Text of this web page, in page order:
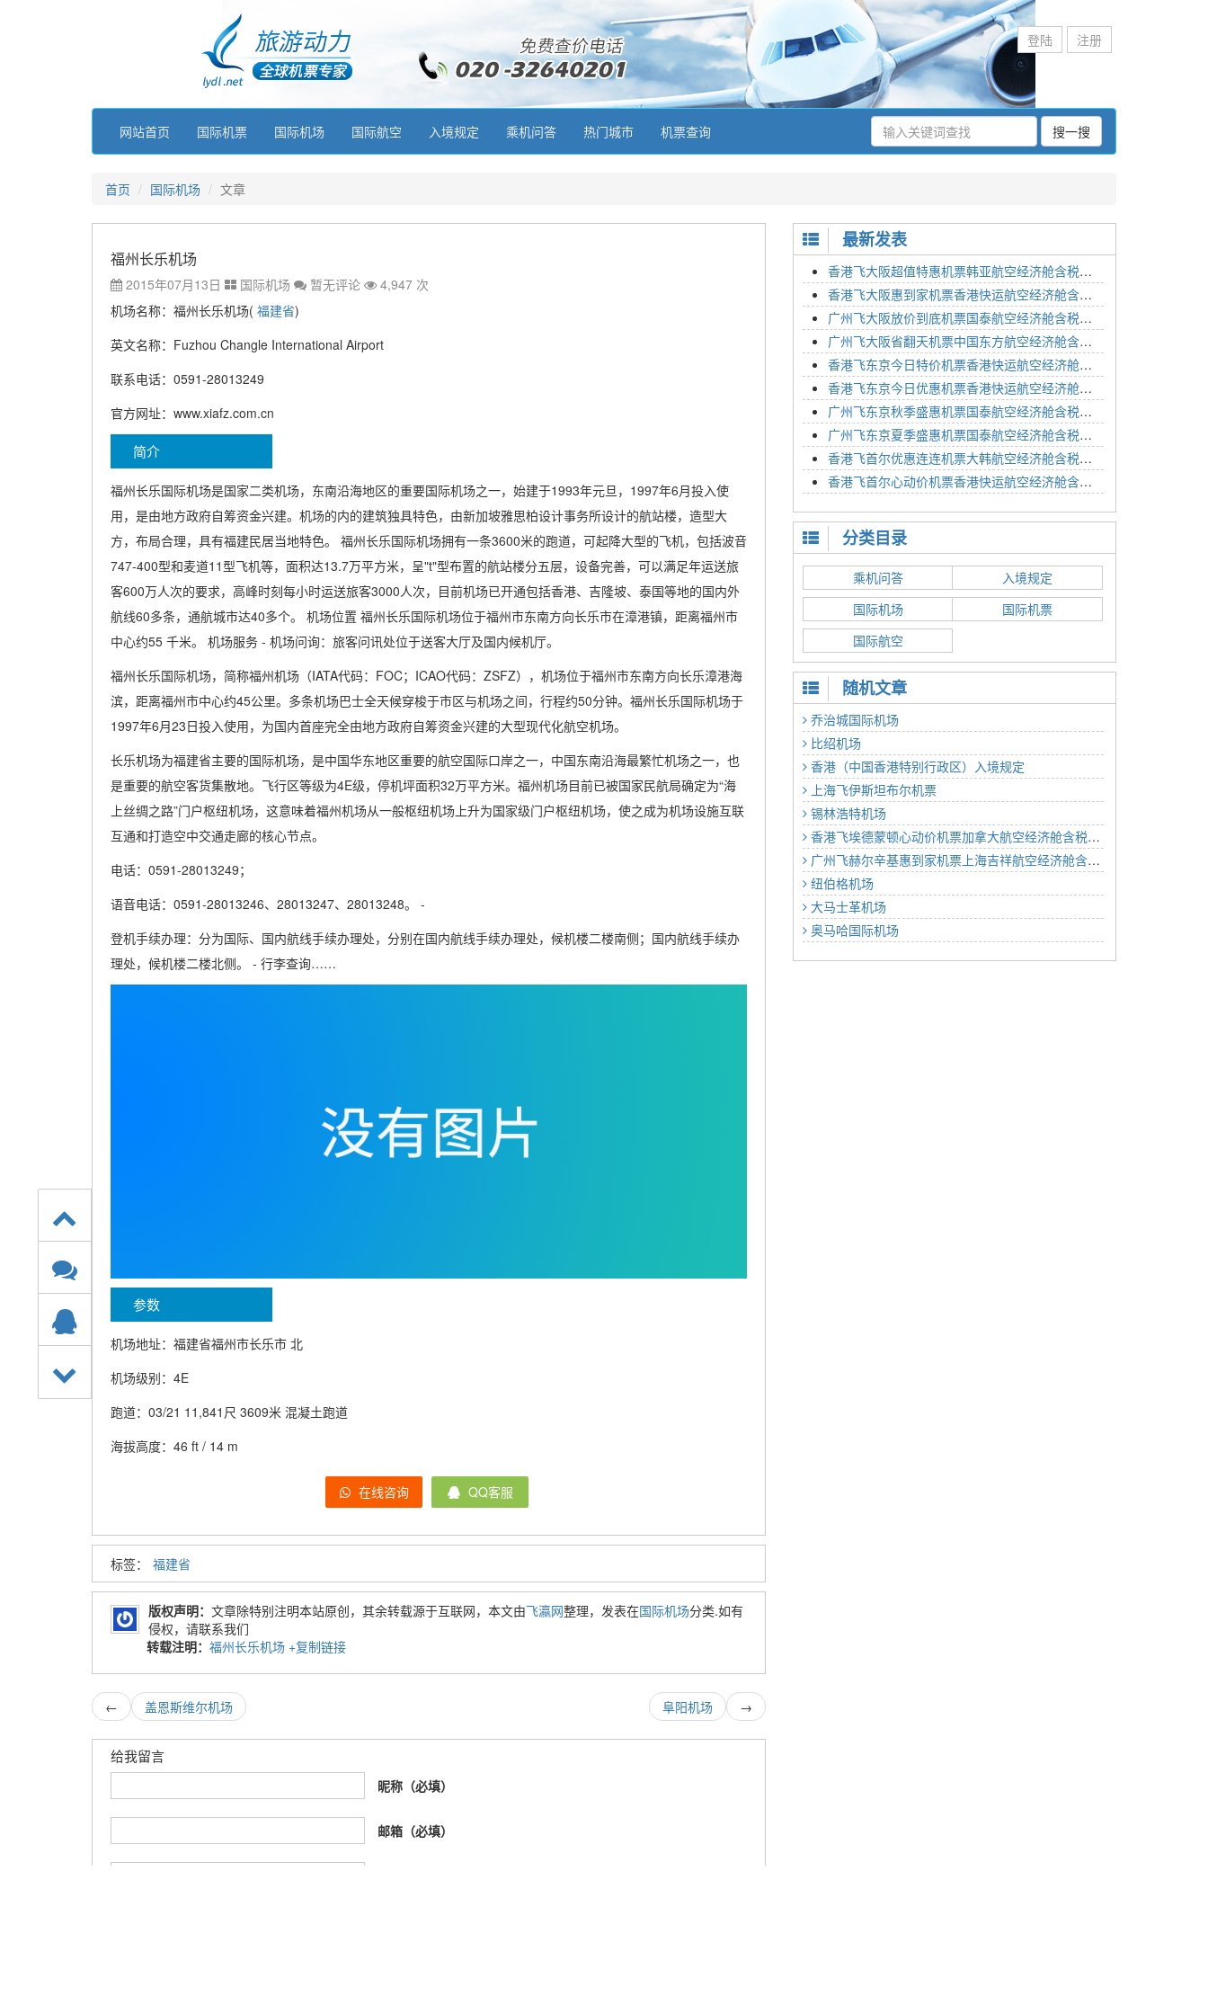
登陆 注册
网站首页 国际机票 国际机场 国际航空 入境规定 乘机问答 热门城市 机票查询 搜一搜
首页 国际机场 文章
福州长乐机场
2015年07月13日 国际机场 暂无评论
4,947 次
机场名称：福州长乐机场( 福建省)
英文名称：Fuzhou Changle International Airport
联系电话：0591-28013249
官方网址：www.xiafz.com.cn
简介
福州长乐国际机场是国家二类机场，东南沿海地区的重要国际机场之一，始建于1993年元旦，1997年6月投入使
用，是由地方政府自筹资金兴建。机场的内的建筑独具特色，由新加坡雅思柏设计事务所设计的航站楼，造型大
方，布局合理，具有福建民居当地特色。 福州长乐国际机场拥有一条3600米的跑道，可起降大型的飞机，包括波音
747-400型和麦道11型飞机等，面积达13.7万平方米，呈"t"型布置的航站楼分五层，设备完善，可以满足年运送旅
客600万人次的要求，高峰时刻每小时运送旅客3000人次，目前机场已开通包括香港、吉隆坡、泰国等地的国内外
航线60多条，通航城市达40多个。 机场位置 福州长乐国际机场位于福州市东南方向长乐市在漳港镇，距离福州市
中心约55 千米。 机场服务 - 机场问询：旅客问讯处位于送客大厅及国内候机厅。
福州长乐国际机场，简称福州机场（IATA代码：FOC；ICAO代码：ZSFZ），机场位于福州市东南方向长乐漳港海
滨，距离福州市中心约45公里。多条机场巴士全天候穿梭于市区与机场之间，行程约50分钟。福州长乐国际机场于
1997年6月23日投入使用，为国内首座完全由地方政府自筹资金兴建的大型现代化航空机场。
长乐机场为福建省主要的国际机场，是中国华东地区重要的航空国际口岸之一，中国东南沿海最繁忙机场之一，也
是重要的航空客货集散地。飞行区等级为4E级，停机坪面积32万平方米。福州机场目前已被国家民航局确定为“海
上丝绸之路”门户枢纽机场，这意味着福州机场从一般枢纽机场上升为国家级门户枢纽机场，使之成为机场设施互联
互通和打造空中交通走廊的核心节点。
电话：0591-28013249；
语音电话：0591-28013246、28013247、28013248。 -
登机手续办理：分为国际、国内航线手续办理处，分别在国内航线手续办理处，候机楼二楼南侧；国内航线手续办
理处，候机楼二楼北侧。 - 行李查询……
参数
机场地址：福建省福州市长乐市 北
机场级别：4E
跑道：03/21 11,841尺 3609米 混凝土跑道
海拔高度：46 ft / 14 m
在线咨询 QQ客服
标签： 福建省
版权声明： 文章除特别注明本站原创，其余转载源于互联网，本文由飞瀛网整理，发表在国际机场分类.如有
侵权，请联系我们
转载注明： 福州长乐机场 +复制链接
← 盖恩斯维尔机场 →
阜阳机场
给我留言
昵称（必填）
邮箱（必填）
最新发表
香港飞大阪超值特惠机票韩亚航空经济舱含税价格2295元2023年01月26日
香港飞大阪惠到家机票香港快运航空经济舱含税价格1648元2023年01月26日
广州飞大阪放价到底机票国泰航空经济舱含税价格3054元2023年01月26日
广州飞大阪省翻天机票中国东方航空经济舱含税价格2133元2023年01月26日
香港飞东京今日特价机票香港快运航空经济舱含税价格1762元2023年01月26日
香港飞东京今日优惠机票香港快运航空经济舱含税价格1545元2023年01月26日
广州飞东京秋季盛惠机票国泰航空经济舱含税价格4054元2023年01月26日
广州飞东京夏季盛惠机票国泰航空经济舱含税价格2614元2023年01月26日
香港飞首尔优惠连连机票大韩航空经济舱含税价格1350元2023年01月24日
香港飞首尔心动价机票香港快运航空经济舱含税价格1186元2023年01月24日
分类目录
乘机问答
入境规定
国际机场
国际机票
国际航空
随机文章
乔治城国际机场
比绍机场
香港（中国香港特别行政区）入境规定
上海飞伊斯坦布尔机票
锡林浩特机场
香港飞埃德蒙顿心动价机票加拿大航空经济舱含税价格5793元2023年01月04日
广州飞赫尔辛基惠到家机票上海吉祥航空经济舱含税价格4568元2022年12月14日
纽伯格机场
大马士革机场
奥马哈国际机场